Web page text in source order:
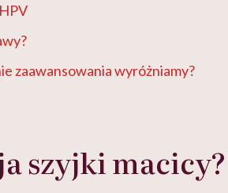
zaawansowania wyróżniamy?
szyjki macicy?